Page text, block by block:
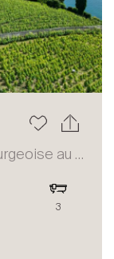
Elégante maison d'inspiration bourgeoise au coeur du Lavaux
3